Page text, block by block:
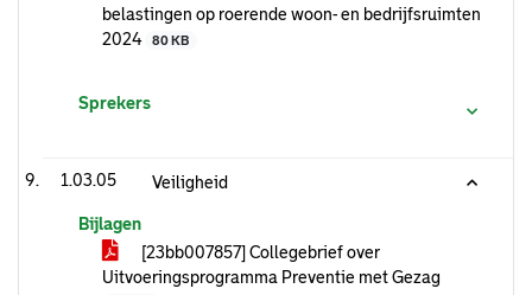
belastingen op roerende woon- en bedrijfsruimten
2024
80 KB
Sprekers
1.03.05 Veiligheid
Bijlagen
[23bb007857] Collegebrief over
Uitvoeringsprogramma Preventie met Gezag